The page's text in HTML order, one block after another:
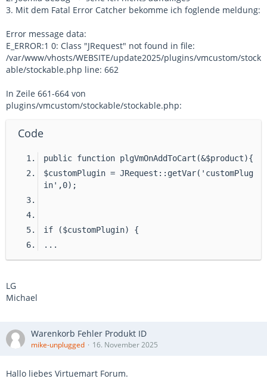
3. Mit dem Fatal Error Catcher bekomme ich foglende meldung:
Error message data:
E_ERROR:1 0: Class "JRequest" not found in file:
/var/www/vhosts/WEBSITE/update2025/plugins/vmcustom/stock
able/stockable.php line: 662
In Zeile 661-664 von
plugins/vmcustom/stockable/stockable.php:
Code
public function plgVmOnAddToCart(&$product){
$customPlugin = JRequest::getVar('customPlug
in',0);
if ($customPlugin) {
...
LG
Michael
Warenkorb Fehler Produkt ID
mike-unplugged 16. November 2025
Hallo liebes Virtuemart Forum.